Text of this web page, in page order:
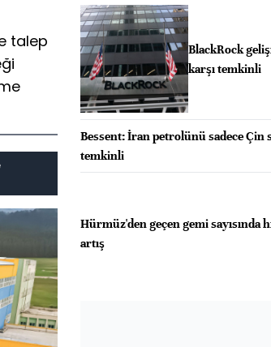
talep
BlackRock
karşı temkinli
Bessent: İran petrolünü sadece Çin
temkinli
Hürmüz'den geçen gemi sayısında
artış